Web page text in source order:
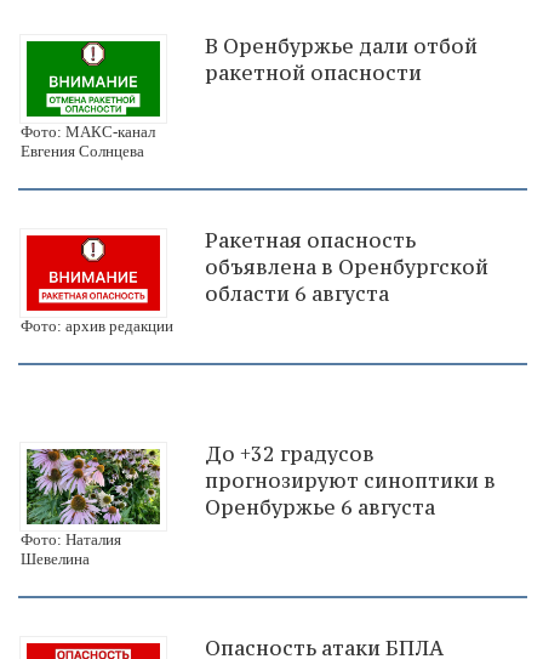
Фото: МАКС-канал
Евгения Солнцева
В Оренбуржье дали отбой
ракетной опасности
Фото: архив редакции
Ракетная опасность
объявлена в Оренбургской
области 6 августа
Фото: Наталия
Шевелина
До +32 градусов
прогнозируют синоптики в
Оренбуржье 6 августа
Опасность атаки БПЛА